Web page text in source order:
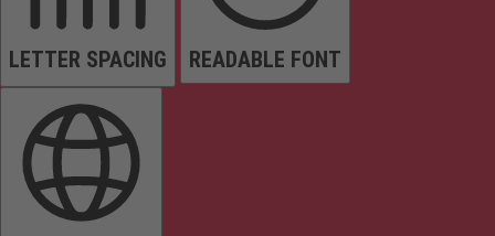
LETTER SPACING READABLE FONT